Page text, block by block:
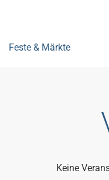
Feste & Märkte
Keine